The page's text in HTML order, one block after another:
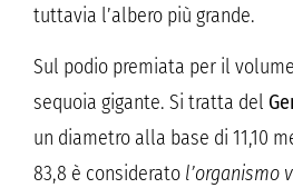
tuttavia l’albero più grande.
Sul podio premiata per il
sequoia gigante. Si tratta del
un diametro alla base di 11,10
83,8 è considerato l’organismo